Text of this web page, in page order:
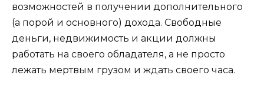
возможностей в получении дополнительного
(а порой и основного) дохода. Свободные
деньги, недвижимость и акции должны
работать на своего обладателя, а не просто
лежать мертвым грузом и ждать своего часа.